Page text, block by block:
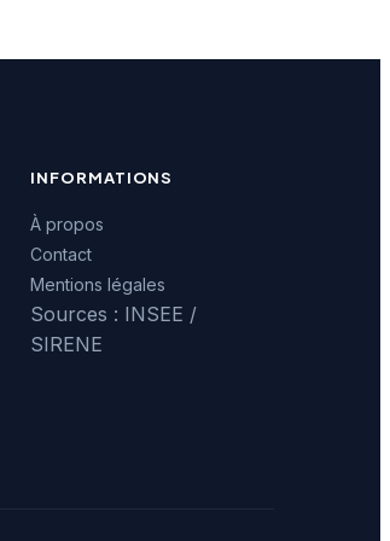
INFORMATIONS
À propos
Contact
Mentions légales
Sources : INSEE /
SIRENE